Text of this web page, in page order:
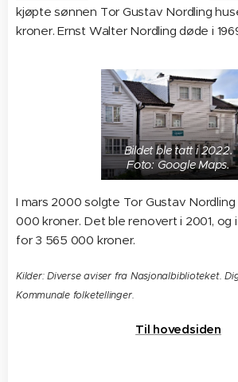
kjøpte sønnen Tor Gustav Nordling
kroner. Ernst Walter Nordling døde i
Bildet ble tatt i 2022.
Foto: Google Maps.
I mars 2000 solgte Tor Gustav
000 kroner. Det ble renovert i 2001, og
for 3 565 000 kroner.
Kilder: Diverse aviser fra Nasjonalbiblioteket.
Kommunale folketellinger.
Til hovedsiden